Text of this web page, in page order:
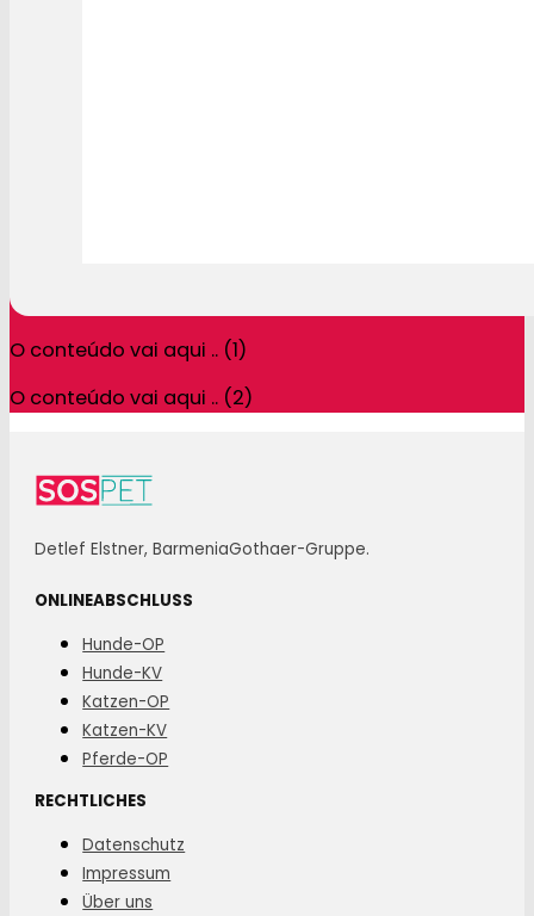
O conteúdo vai aqui .. (1)
O conteúdo vai aqui .. (2)
Detlef Elstner, BarmeniaGothaer-Gruppe.
ONLINEABSCHLUSS
Hunde-OP
Hunde-KV
Katzen-OP
Katzen-KV
Pferde-OP
RECHTLICHES
Datenschutz
Impressum
Über uns